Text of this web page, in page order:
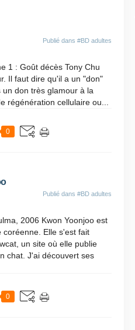
Publié dans #BD adultes
1 : Goût décès Tony Chu
Il faut dire qu'il a un "don"
don très glamour à la
régénération cellulaire ou...
0
Publié dans #BD adultes
2006 Kwon Yoonjoo est
Elle s'est fait
un site où elle publie
chat. J'ai découvert ses
0